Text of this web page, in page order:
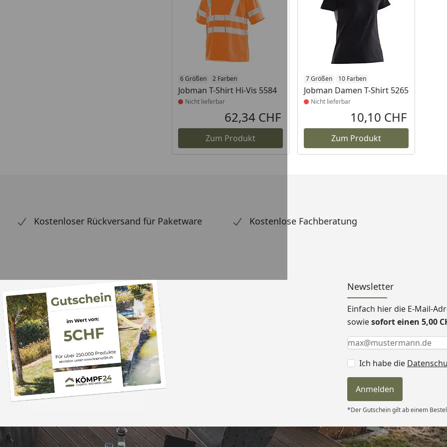
6 Größen 2 Farben
Jobman T-Shirt Hi-Vis 5584
Produkt nicht lieferbar
Nicht lieferbar
62,34 CHF
Zum Produkt
7 Größen 10 Farben
Jobman Damen T-Shirt 5265
Produkt nicht lieferbar
Nicht lieferbar
10,10 CHF
Zum Produkt
Kostenloser Rückversand für Paketware Kostenlose Fachberatung
Newsletter
Einfach hier die E-Mail-
sowiesofort einen 5,00
Keine Eingabe erforderlich
Eingabe erforderlich
E-Mail *
Ich habe die
Anmelden
*Der Gutschein gilt ab einem